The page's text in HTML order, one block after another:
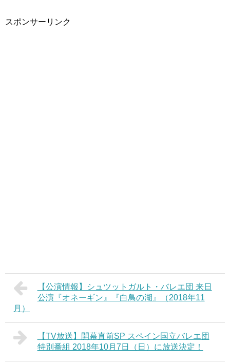
スポンサーリンク
【公演情報】シュツットガルト・バレエ団 来日
公演『オネーギン』『白鳥の湖』（2018年11
月）
【TV放送】開幕直前SP スペイン国立バレエ団
特別番組 2018年10月7日（日）に放送決定！